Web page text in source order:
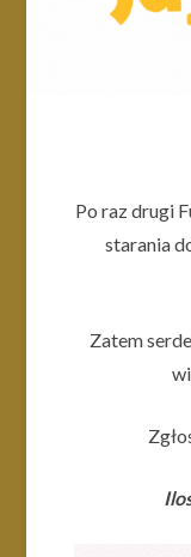
Po raz drugi
starania
Zatem